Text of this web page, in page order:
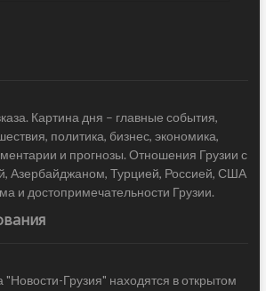
Картина дня – главные события,
политика, бизнес, экономика,
и прогнозы. Отношения Грузии с
Азербайджаном, Турцией, Россией, США
и достопримечательности Грузии.
Грузия" находятся в открытом